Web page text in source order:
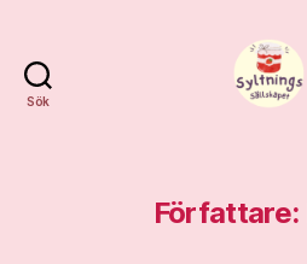
Sök
Författare: